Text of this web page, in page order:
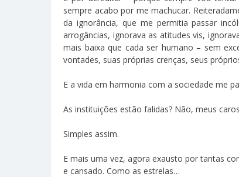
sempre acabo por me machucar.
da ignorância, que me permitia passar
arrogâncias, ignorava as atitudes vis,
mais baixa que cada ser humano – sem
vontades, suas próprias crenças, seus
E a vida em harmonia com a sociedade me
As instituições estão falidas? Não, meus
Simples assim.
E mais uma vez, agora exausto por tantas
e cansado. Como as estrelas…